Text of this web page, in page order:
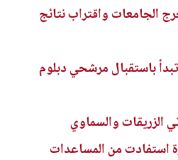
الجامعات واقتراب نتائج
باستقبال مرشحي دبلوم
الزريقات والسماوي
ألف أسرة استفادت من المساعدات